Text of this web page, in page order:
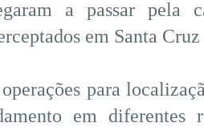
a passar pela
em Santa
para
em diferentes